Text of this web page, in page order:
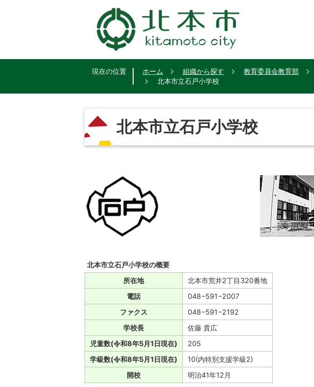
現在の位置 ホーム 組織から探す 教育委員会教育部
北本市立石戸小学校
北本市立石戸小学校
北本市立石戸小学校の概要
所在地
北本市荒井2丁目320番地
電話
048−591−2007
ファクス
048−591−2192
学校長
佐藤 貴広
児童数(令和8年5月1日現在)
205
学級数(令和8年5月1日現在)
10(内特別支援学級2)
開校
明治41年12月